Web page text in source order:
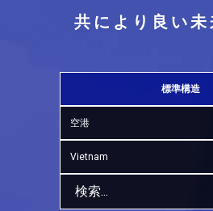
共により良い未
標準構造
空港
Vietnam